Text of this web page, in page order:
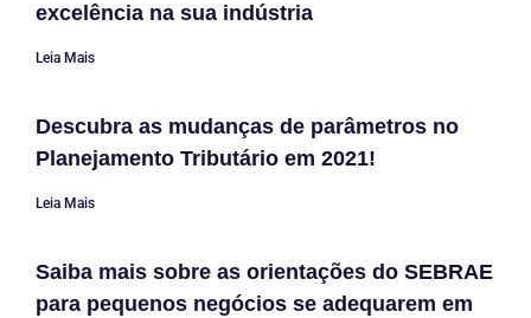
excelência na sua indústria
Leia Mais
Descubra as mudanças de parâmetros no
Planejamento Tributário em 2021!
Leia Mais
Saiba mais sobre as orientações do SEBRAE
para pequenos negócios se adequarem em